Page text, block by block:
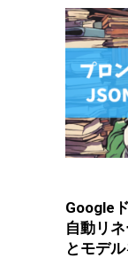
Google
自動リ
とモデ